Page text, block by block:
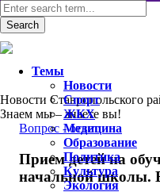
Новости Ставропольского
Знаем мы – знаете вы!
Вопрос - ответ
Прием детей на
начальной школы.
Темы
Новости
Спорт
ЖКХ
Медицина
Образование
Политика
Культура
Экология